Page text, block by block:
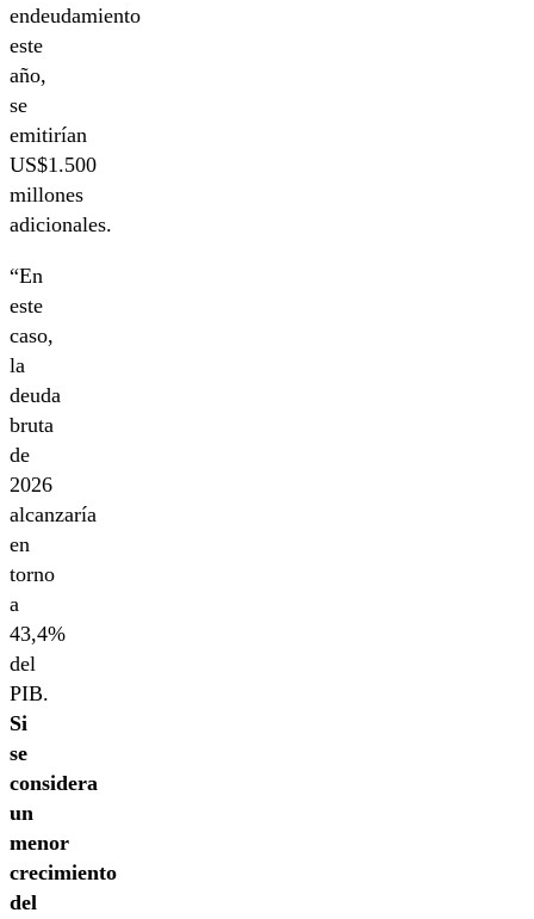
endeudamiento
este
año,
se
emitirían
US$1.500
millones
adicionales.
“En
este
caso,
la
deuda
bruta
de
2026
alcanzaría
en
torno
a
43,4%
del
PIB.
Si
se
considera
un
menor
crecimiento
del